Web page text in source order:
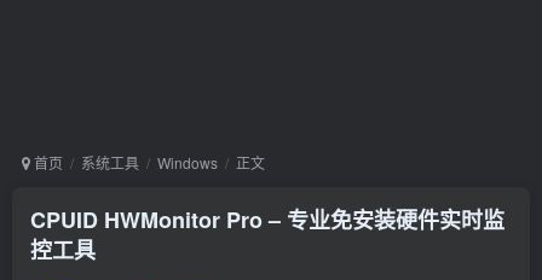
首页 系统工具 Windows 正文
CPUID HWMonitor Pro – 专业免安装硬件实时监
控工具